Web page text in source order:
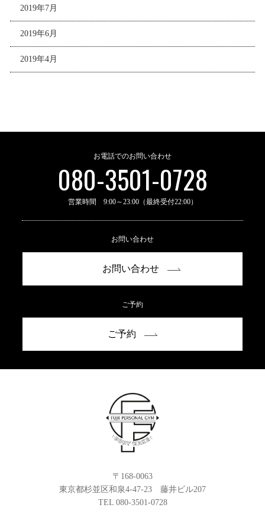
2019年7月
2019年6月
2019年4月
お電話でのお問い合わせ
080-3501-0728
営業時間 9:00～23:00（最終受付22:00）
お問い合わせ
お問い合わせ
ご予約
ご予約
〒168-0063
東京都杉並区和泉4-47-23 藤井ビル207
TEL 080-3501-0728